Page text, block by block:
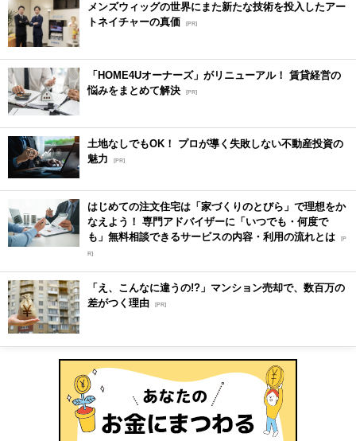
メンズウィッグの世界にまた新たな技術を投入したアー
トネイチャーの真価 [PR]
「HOME4Uオーナーズ」がリニューアル！ 賃貸経営の
悩みをまとめて解決 [PR]
土地なしでもOK！ プロが導く失敗しない不動産投資の
魅力
[PR]
はじめての注文住宅は「家づくりのとびら」で理想をか
なえよう！ 専門アドバイザーに「いつでも・何度で
も」無料相談できるサービスの内容・利用の流れとは [P
R]
「え、こんなに違うの!?」マンション売却で、数百万の
差がつく理由 [PR]